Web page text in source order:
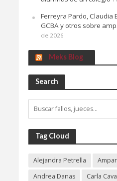
Ferreyra Pardo, Claudia
GCBA y otros sobre
de 2026
Meks Blog
Search
Tag Cloud
Alejandra Petrella
Andrea Danas
Carla